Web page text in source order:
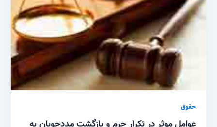
حقوق
عوامل موثر در تکرار جرم و بازگشت مددجویان به